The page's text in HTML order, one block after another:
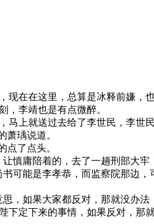
在在这里，总算是冰释前嫌，
，李靖也是有点微醉。
上就送过去给了李世民，李世
萧瑀说道。
点了点头。
慎庸陪着的，去了一趟刑部大牢
可能是李孝恭，而监察院那边
，如果大家都反对，那就没办
定下来的事情，如果反对，